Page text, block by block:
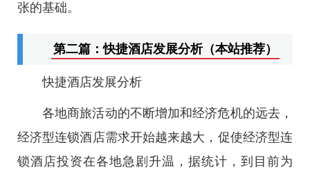
张的基础。
第二篇：快捷酒店发展分析（本站推荐）
快捷酒店发展分析
各地商旅活动的不断增加和经济危机的远去，
经济型连锁酒店需求开始越来越大，促使经济型连
锁酒店投资在各地急剧升温，据统计，到目前为